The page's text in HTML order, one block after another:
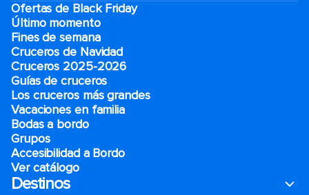
Ofertas de Black Friday
Último momento
Fines de semana
Cruceros de Navidad
Cruceros 2025-2026
Guías de cruceros
Los cruceros más grandes
Vacaciones en familia
Bodas a bordo
Grupos
Accesibilidad a Bordo
Ver catálogo
Destinos